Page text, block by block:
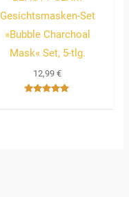
Gesichtsmasken-Set
»Bubble Charchoal
Mask« Set, 5-tlg.
12,99€